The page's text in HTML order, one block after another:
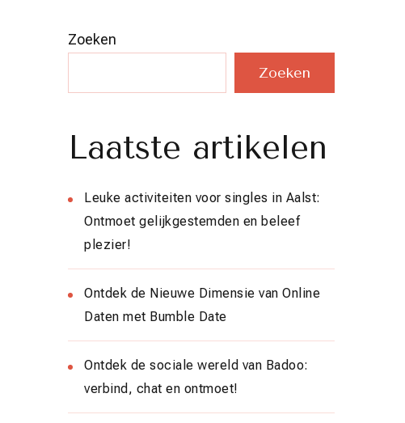
Zoeken
Zoeken
Laatste artikelen
Leuke activiteiten voor singles in Aalst:
Ontmoet gelijkgestemden en beleef
plezier!
Ontdek de Nieuwe Dimensie van Online
Daten met Bumble Date
Ontdek de sociale wereld van Badoo:
verbind, chat en ontmoet!